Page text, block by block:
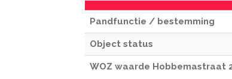
Pandfunctie / bestemming
Object status
WOZ waarde Hobbemastraat